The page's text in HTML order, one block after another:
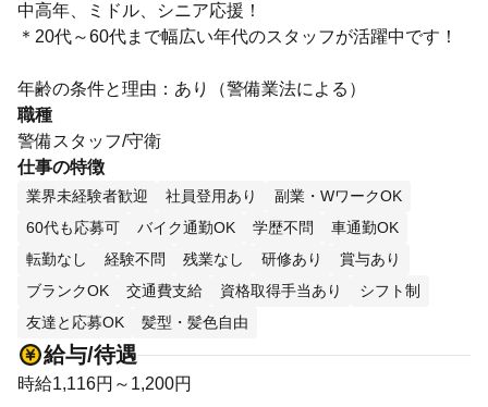
中高年、ミドル、シニア応援！
＊20代～60代まで幅広い年代のスタッフが活躍中です！
年齢の条件と理由：あり（警備業法による）
職種
警備スタッフ/守衛
仕事の特徴
業界未経験者歓迎 社員登用あり
副業・WワークOK
60代も応募可
バイク通勤OK 学歴不問
車通勤OK
転勤なし
経験不問 残業なし 研修あり
賞与あり
ブランクOK
交通費支給 資格取得手当あり
シフト制
友達と応募OK
髪型・髪色自由
給与/待遇
時給1,116円～1,200円